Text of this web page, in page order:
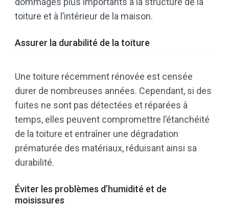
toiture et à l’intérieur de la maison.
Assurer la durabilité de la toiture
Une toiture récemment rénovée est censée
durer de nombreuses années. Cependant, si des
fuites ne sont pas détectées et réparées à
temps, elles peuvent compromettre l’étanchéité
de la toiture et entraîner une dégradation
prématurée des matériaux, réduisant ainsi sa
durabilité.
Éviter les problèmes d’humidité et de
moisissures